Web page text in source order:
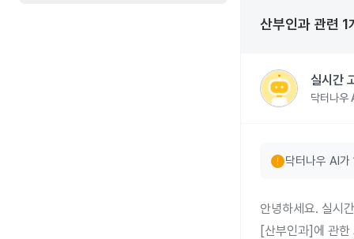
산부인과 관련 1
실시간
닥터나우
error닥터나우 AI
안녕하세요. 실시
[산부인과]에 관한